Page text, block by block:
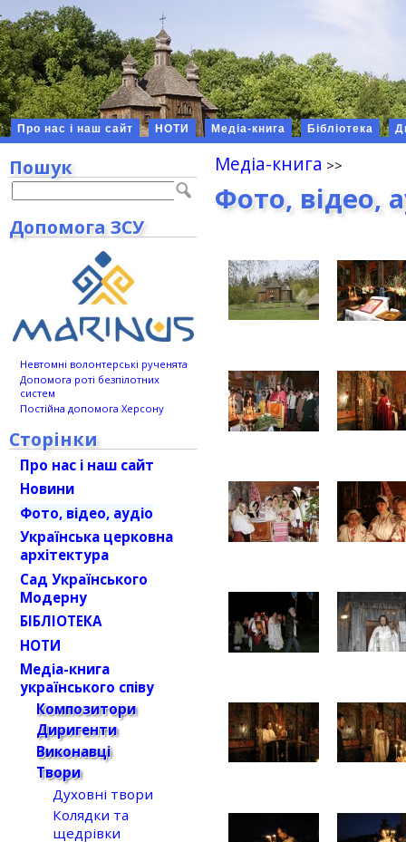
Про нас і наш сайт НОТИ Медіа-книга Бібліотека
Медіа-книга
Фото, відео,
Пошук
Допомога ЗСУ
Невтомні волонтерські рученята
Допомога роті безпілотних
систем
Постійна допомога Херсону
Сторінки
Про нас і наш сайт
Новини
Фото, відео, аудіо
Українська церковна
архітектура
Сад Українського
Модерну
БІБЛІОТЕКА
НОТИ
Медіа-книга
українського співу
Композитори
Диригенти
Виконавці
Твори
Духовні твори
Колядки та
щедрівки